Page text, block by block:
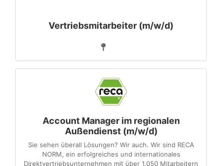
Vertriebsmitarbeiter (m/w/d)
Account Manager im regionalen
Außendienst (m/w/d)
Sie sehen überall Lösungen? Wir auch. Wir sind RECA
NORM, ein erfolgreiches und internationales
Direktvertriebsunternehmen mit über 1.050 Mitarbeitern